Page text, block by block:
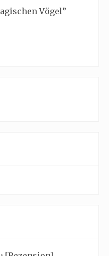
Vögel”